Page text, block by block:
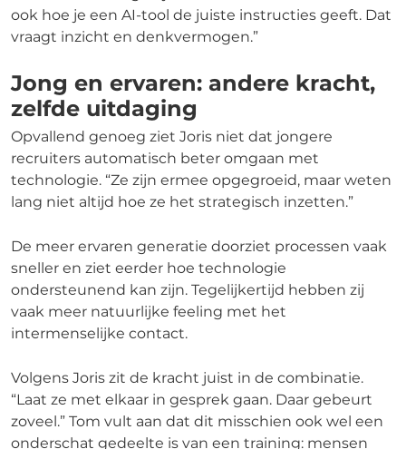
ook hoe je een AI-tool de juiste instructies geeft. Dat
vraagt inzicht en denkvermogen.”
Jong en ervaren: andere kracht,
zelfde uitdaging
Opvallend genoeg ziet Joris niet dat jongere
recruiters automatisch beter omgaan met
technologie. “Ze zijn ermee opgegroeid, maar weten
lang niet altijd hoe ze het strategisch inzetten.”
De meer ervaren generatie doorziet processen vaak
sneller en ziet eerder hoe technologie
ondersteunend kan zijn. Tegelijkertijd hebben zij
vaak meer natuurlijke feeling met het
intermenselijke contact.
Volgens Joris zit de kracht juist in de combinatie.
“Laat ze met elkaar in gesprek gaan. Daar gebeurt
zoveel.” Tom vult aan dat dit misschien ook wel een
onderschat gedeelte is van een training: mensen